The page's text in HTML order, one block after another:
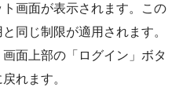
画面が表示されます。この
同じ制限が適用されます。
面上部の「ログイン」ボタ
れます。